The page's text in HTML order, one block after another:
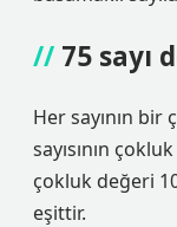
75 sayı
Her sayının bir
sayısının
çokluk değeri
eşittir.